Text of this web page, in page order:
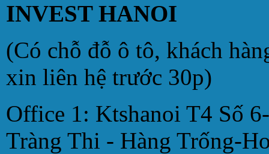
INVEST HANOI
(Có chỗ đỗ ô tô, khách
xin liên hệ trước 30p)
Office 1: Ktshanoi T4 Số
Tràng Thi - Hàng Trống-